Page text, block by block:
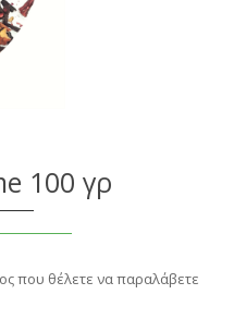
100 γρ
που θέλετε να παραλάβετε